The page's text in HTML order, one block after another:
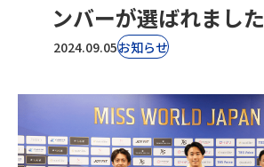
ンバーが選ばれました
2024.09.05お知らせ